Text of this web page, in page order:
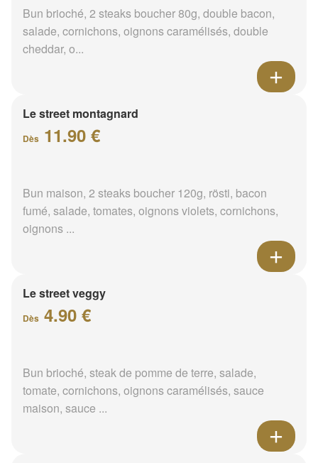
Bun brioché, 2 steaks boucher 80g, double bacon,
salade, cornichons, oignons caramélisés, double
cheddar, o...
Le street montagnard
Dès 11.90 €
Bun maison, 2 steaks boucher 120g, rösti, bacon
fumé, salade, tomates, oignons violets, cornichons,
oignons ...
Le street veggy
Dès 4.90 €
Bun brioché, steak de pomme de terre, salade,
tomate, cornichons, oignons caramélisés, sauce
maison, sauce ...